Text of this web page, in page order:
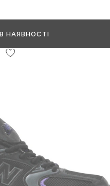
НАЯВНОСТІ